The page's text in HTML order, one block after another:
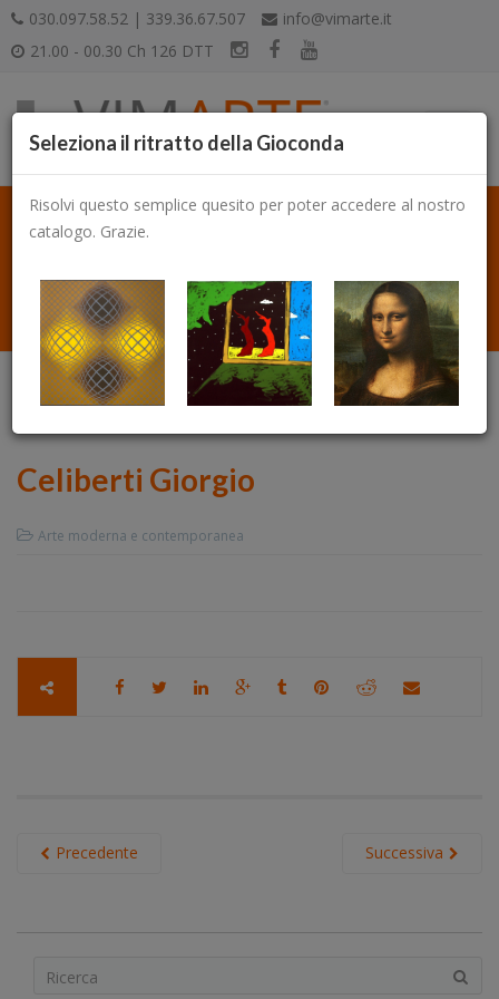
030.097.58.52 | 339.36.67.507
info@vimarte.it
21.00 - 00.30 Ch 126 DTT
Celiberti Giorgio
Arte moderna e contemporanea
Successiva
Precedente
Seleziona il ritratto della Gioconda
Risolvi questo semplice quesito per poter accedere al nostro
catalogo. Grazie.